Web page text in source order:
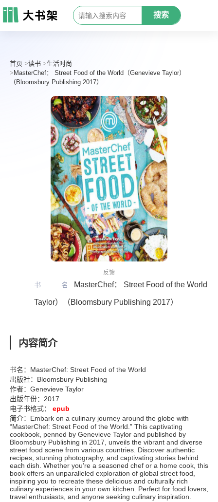
搜索
首页 读书
生活时尚
MasterChef： Street Food of the World（Genevieve Taylor）
（Bloomsbury Publishing 2017）
反馈
书名 MasterChef： Street Food of the World（
Taylor）（Bloomsbury Publishing 2017）
内容简介
书名：MasterChef: Street Food of the World
出版社：Bloomsbury Publishing
作者：Genevieve Taylor
出版年份：2017
电子书格式：
epub
简介：Embark on a culinary journey around the globe with
“MasterChef: Street Food of the World.” This captivating
cookbook, penned by Genevieve Taylor and published by
Bloomsbury Publishing in 2017, unveils the vibrant and diverse
street food scene from various countries. Discover authentic
recipes, stunning photography, and captivating stories behind
each dish. Whether you’re a seasoned chef or a home cook, this
book offers an unparalleled exploration of global street food,
inspiring you to recreate these delicious and culturally rich
culinary experiences in your own kitchen. Perfect for food lovers,
travel enthusiasts, and anyone seeking culinary inspiration.